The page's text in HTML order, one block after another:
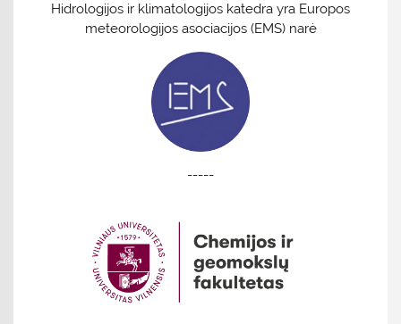
Hidrologijos ir klimatologijos katedra yra Europos
meteorologijos asociacijos (EMS) narė
-----